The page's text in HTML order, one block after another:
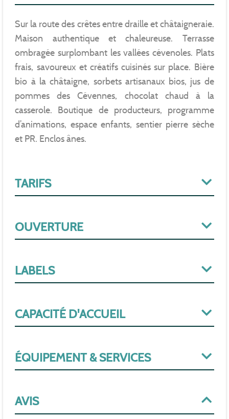
Sur la route des crêtes entre draille et châtaigneraie.
Maison authentique et chaleureuse. Terrasse
ombragée surplombant les vallées cévenoles. Plats
frais, savoureux et créatifs cuisinés sur place. Bière
bio à la châtaigne, sorbets artisanaux bios, jus de
pommes des Cévennes, chocolat chaud à la
casserole. Boutique de producteurs, programme
d’animations, espace enfants, sentier pierre sèche
et PR. Enclos ânes.
TARIFS
OUVERTURE
LABELS
CAPACITÉ D'ACCUEIL
ÉQUIPEMENT & SERVICES
AVIS